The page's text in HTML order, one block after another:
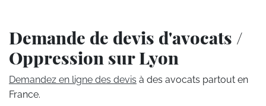
Demande de devis d'avocats /
Oppression sur Lyon
Demandez en ligne des devis à des avocats partout en
France.